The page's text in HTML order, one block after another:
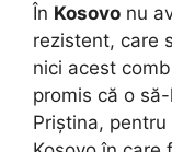
În Kosovo nu
rezistent, care
nici acest
promis că o
Priștina,